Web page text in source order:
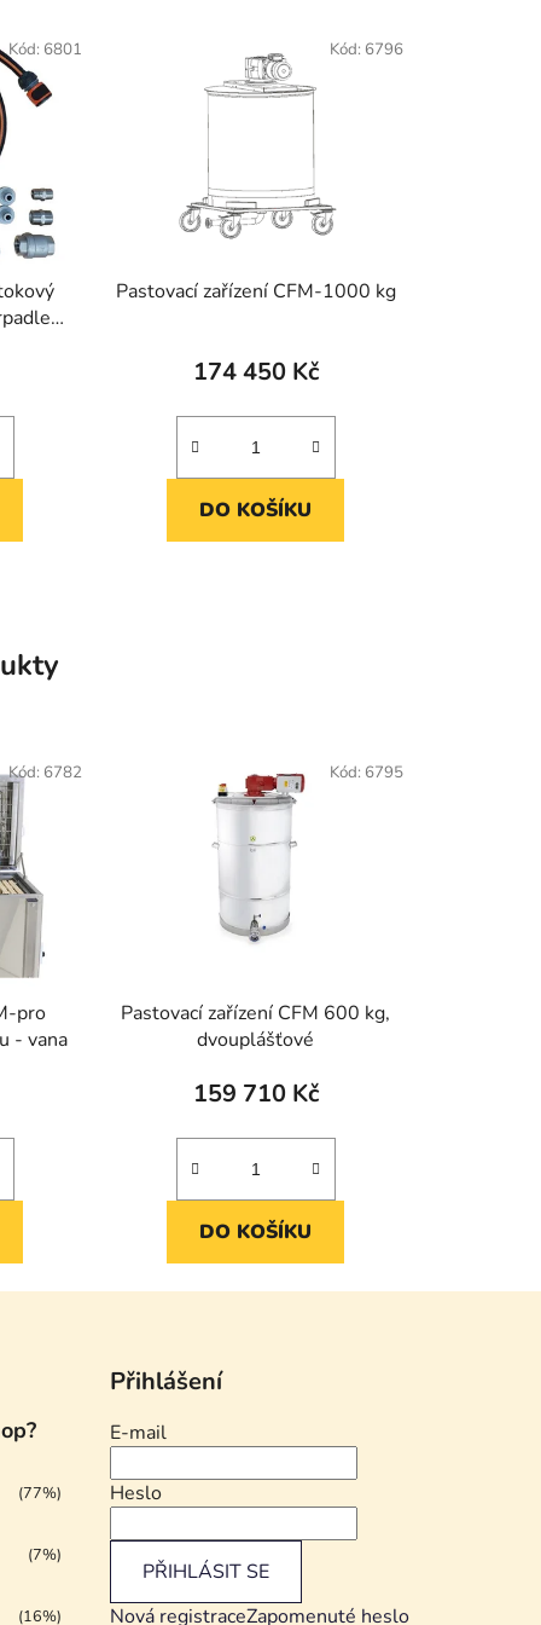
Kód: 6801
Pastovací zařízení CFM-1000 kg
174 450 Kč
DO KOŠÍKU
Kód: 6796
pro
- vana
Kód: 6782
Pastovací zařízení CFM 600 kg,
dvouplášťové
159 710 Kč
DO KOŠÍKU
Kód: 6795
(77%)
(7%)
(16%)
Přihlášení
E-mail
Heslo
PŘIHLÁSIT SE
Nová registraceZapomenuté heslo